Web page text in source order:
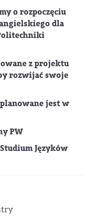
o rozpoczęciu
dla
z projektu
rozwijać swoje
jest w
PW
Języków